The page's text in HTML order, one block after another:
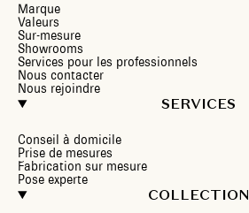
Marque
Valeurs
Sur-mesure
Showrooms
Services pour les professionnels
Nous contacter
Nous rejoindre
SERVICES
Conseil à domicile
Prise de mesures
Fabrication sur mesure
Pose experte
COLLECTION